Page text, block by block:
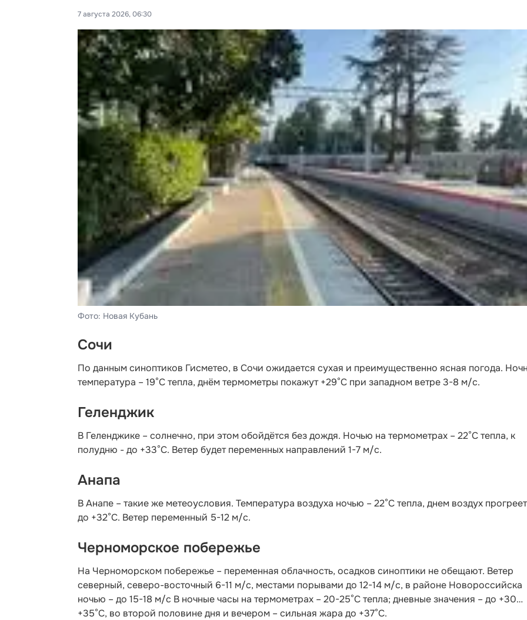
7 августа 2026, 06:30
Фото: Новая Кубань
Сочи
По данным синоптиков Гисметео, в Сочи ожидается сухая и преимущественно ясная погода.
температура – 19°C тепла, днём термометры покажут +29°C при западном ветре 3-8 м/с.
Геленджик
В Геленджике – солнечно, при этом обойдётся без дождя. Ночью на термометрах – 22°C тепла, к
полудню - до +33°C. Ветер будет переменных направлений 1-7 м/с.
Анапа
В Анапе – такие же метеоусловия. Температура воздуха ночью – 22°C тепла, днем воздух
до +32°C. Ветер переменный 5-12 м/с.
Черноморское побережье
На Черноморском побережье – переменная облачность, осадков синоптики не обещают. Ветер
северный, северо-восточный 6-11 м/с, местами порывами до 12-14 м/с, в районе Новороссийска
ночью – до 15-18 м/с В ночные часы на термометрах – 20-25°С тепла; дневные значения – до +30…
+35°С, во второй половине дня и вечером – сильная жара до +37°С.